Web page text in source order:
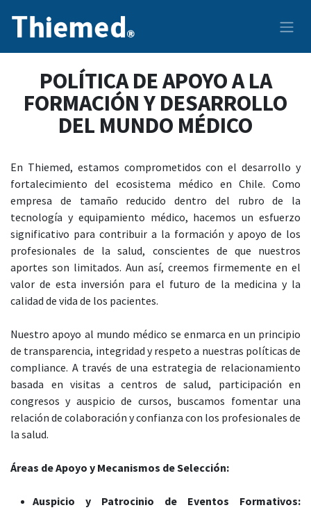
POLÍTICA DE APOYO A LA
FORMACIÓN Y DESARROLLO
DEL MUNDO MÉDICO
En Thiemed, estamos comprometidos con el desarrollo y
fortalecimiento del ecosistema médico en Chile. Como
empresa de tamaño reducido dentro del rubro de la
tecnología y equipamiento médico, hacemos un esfuerzo
significativo para contribuir a la formación y apoyo de los
profesionales de la salud, conscientes de que nuestros
aportes son limitados. Aun así, creemos firmemente en el
valor de esta inversión para el futuro de la medicina y la
calidad de vida de los pacientes.
Nuestro apoyo al mundo médico se enmarca en un principio
de transparencia, integridad y respeto a nuestras políticas de
compliance. A través de una estrategia de relacionamiento
basada en visitas a centros de salud, participación en
congresos y auspicio de cursos, buscamos fomentar una
relación de colaboración y confianza con los profesionales de
la salud.
Áreas de Apoyo y Mecanismos de Selección:
Auspicio y Patrocinio de Eventos Formativos: